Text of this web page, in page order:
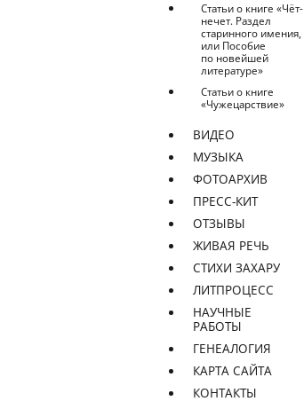
Статьи о книге «Чёт-
нечет. Раздел
старинного имения,
или Пособие
по новейшей
литературе»
Статьи о книге
«Чужецарствие»
ВИДЕО
МУЗЫКА
ФОТОАРХИВ
ПРЕСС-КИТ
ОТЗЫВЫ
ЖИВАЯ РЕЧЬ
СТИХИ ЗАХАРУ
ЛИТПРОЦЕСС
НАУЧНЫЕ
РАБОТЫ
ГЕНЕАЛОГИЯ
КАРТА САЙТА
КОНТАКТЫ